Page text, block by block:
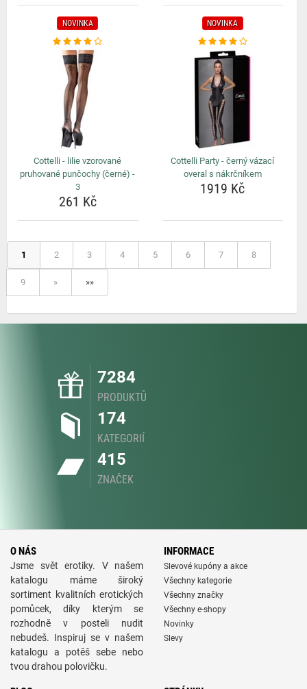
NOVINKA
Cottelli - lilie vzorované
pruhované punčochy (černé) -
3
261 Kč
NOVINKA
Cottelli Party - černý vázací
overal s nákrčníkem
1919 Kč
1 2 3 4 5 6 7 8
9 » »»
7284
PRODUKTŮ
174
KATEGORIÍ
415
ZNAČEK
O NÁS
Jsme svět erotiky. V našem
katalogu máme široký
sortiment kvalitních erotických
pomůcek, díky kterým se
rozhodně v posteli nudit
nebudeš. Inspiruj se v našem
katalogu a potěš sebe nebo
tvou drahou polovičku.
INFORMACE
Slevové kupóny a akce
Všechny kategorie
Všechny značky
Všechny e-shopy
Novinky
Slevy